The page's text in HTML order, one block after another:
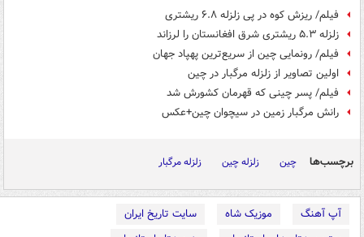
فیلم/ ریزش کوه در پی زلزله ۶.۸ ریشتری
زلزله ۵.۳ ریشتری شرق افغانستان را لرزاند
فیلم/ رونمایی چین از سریع‌ترین پهپاد جهان
اولین تصاویر از زلزله مرگبار در چین
فیلم/ پسر چینی که قهرمان کشورش شد
رانش مرگبار زمین در سیچوان چین+عکس
برچسب‌ها چین زلزله چین زلزله مرگبار
آپ آهنگ موزیک شاه
سایت تاریخ ایران